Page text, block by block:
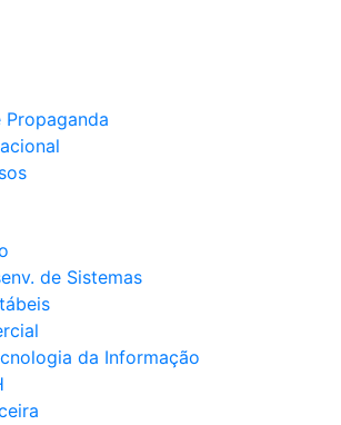
Propaganda
de Sistemas
da Informação